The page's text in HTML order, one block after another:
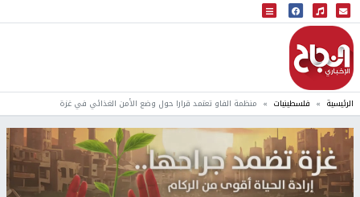
البث المباشر
إذاعة النجاح
الرئيسية فلسطينيات منظمة الفاو تعتمد قرارا حول وضع الأمن الغذائي في غزة